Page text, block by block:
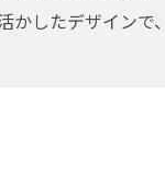
かしたデザイン